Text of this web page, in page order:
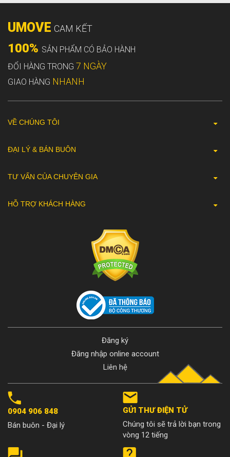
UMOVE CAM KẾT
100% SẢN PHẨM CÓ BẢO HÀNH
ĐỔI HÀNG TRONG 7 NGÀY
GIAO HÀNG NHANH
VỀ CHÚNG TÔI
ĐẠI LÝ & BÁN BUÔN
TƯ VẤN CỦA CHUYÊN GIA
HỖ TRỢ KHÁCH HÀNG
Đăng ký
Đăng nhập online account
Liên hệ
0904 906 848
Bán buôn - Đại lý
GỬI THƯ ĐIỆN TỬ
Chúng tôi sẽ trả lời bạn trong
vòng 12 tiếng